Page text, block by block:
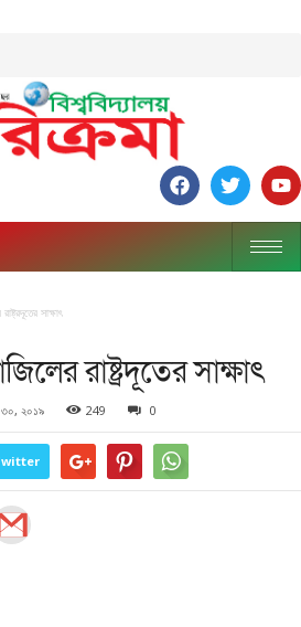
সাক্ষাৎ
রাষ্ট্রদূতের সাক্ষাৎ
৩০, ২০১৯ 249 0